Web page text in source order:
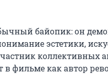
байопик: он
эстетики,
коллективных
в фильме как автор